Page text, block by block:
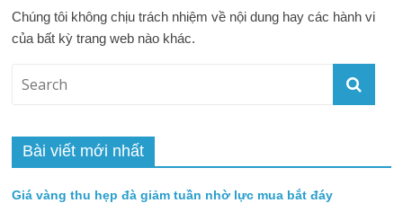
Chúng tôi không chịu trách nhiệm về nội dung hay các hành vi
của bất kỳ trang web nào khác.
Bài viết mới nhất
Giá vàng thu hẹp đà giảm tuần nhờ lực mua bắt đáy